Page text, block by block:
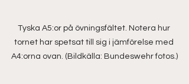
Tyska A5:or på övningsfältet. Notera hur
tornet har spetsat till sig i jämförelse med
A4:orna ovan. (Bildkälla: Bundeswehr fotos.)